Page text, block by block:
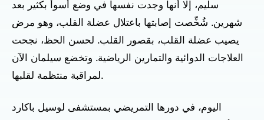
سليم، إلا أنها وجدت نفسها في وضع أسوأ بكثير بعد
شهرين. شُخِّصت إصابتها باعتلال عضلة القلب، وهو مرض
يصيب عضلة القلب، بقصور القلب. لحسن الحظ، نجحت
العلاجات الدوائية والتمارين الرياضية. وتخضع سيلمان الآن
لمراقبة منتظمة لقلبها.
اليوم، في دورها التمريضي بمستشفى لوسيل باكارد